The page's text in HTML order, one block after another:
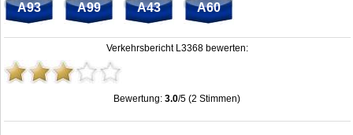
A93 A99 A43 A60
Verkehrsbericht L3368 bewerten:
Bewertung:3.0/5 (2 Stimmen)
Stau L3368: Unfälle, Sperrung & Baustellen | Staumelder L3368 ,3.0out of5